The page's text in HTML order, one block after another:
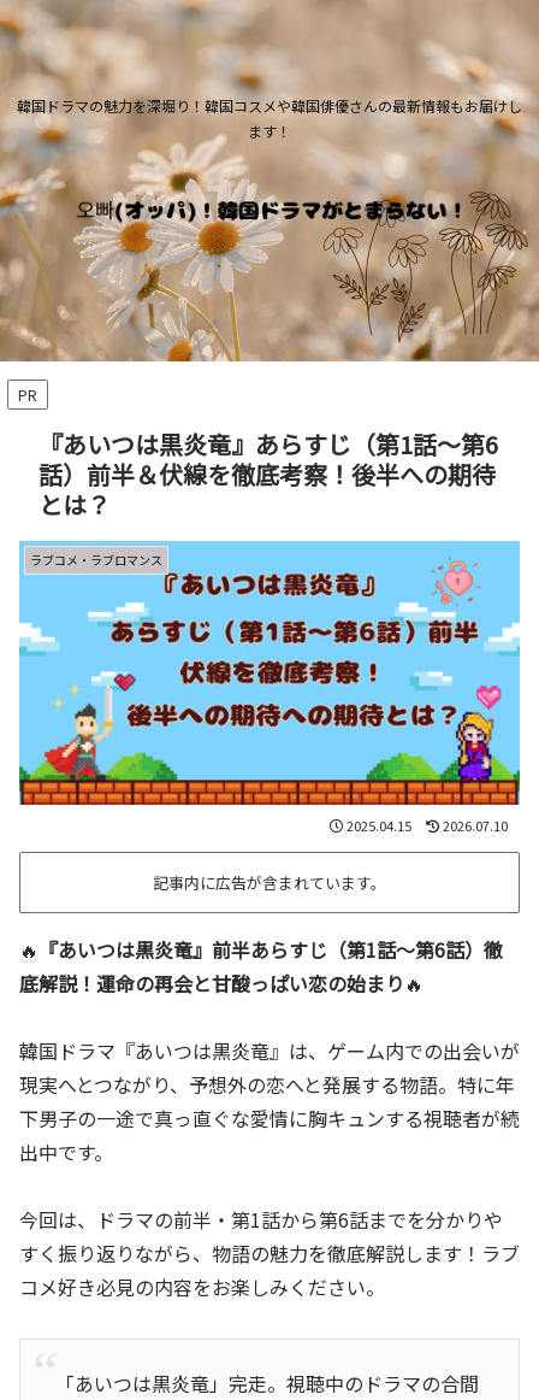
韓国ドラマの魅力を深堀り！韓国コスメや韓国俳優さんの最新情報もお届けし
ます！
PR
『あいつは黒炎竜』あらすじ（第1話～第6
話）前半＆伏線を徹底考察！後半への期待
とは？
ラブコメ・ラブロマンス
2025.04.15 2026.07.10
記事内に広告が含まれています。
🔥 『あいつは黒炎竜』前半あらすじ（第1話～第6話）徹
底解説！運命の再会と甘酸っぱい恋の始まり 🔥
韓国ドラマ『あいつは黒炎竜』は、ゲーム内での出会いが
現実へとつながり、予想外の恋へと発展する物語。特に年
下男子の一途で真っ直ぐな愛情に胸キュンする視聴者が続
出中です。
今回は、ドラマの前半・第1話から第6話までを分かりや
すく振り返りながら、物語の魅力を徹底解説します！ラブ
コメ好き必見の内容をお楽しみください。
「あいつは黒炎竜」完走。視聴中のドラマの合間